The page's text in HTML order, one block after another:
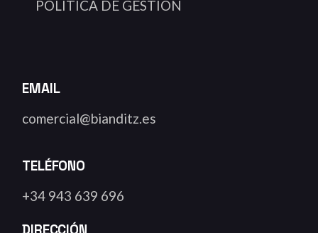
POLÍTICA DE GESTIÓN
EMAIL
comercial@bianditz.es
TELÉFONO
+34 943 639 696